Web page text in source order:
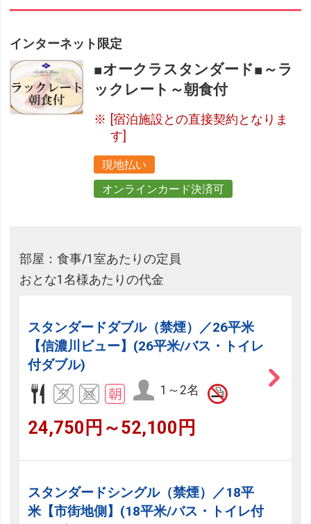
インターネット限定
■オークラスタンダード■～ラ
ックレート～朝食付
[宿泊施設との直接契約となりま
す]
現地払い
オンラインカード決済可
部屋：食事/1室あたりの定員
おとな1名様あたりの代金
スタンダードダブル（禁煙）／26平米
【信濃川ビュー】(26平米/バス・トイレ
付ダブル)
1～2名
24,750円～52,100円
スタンダードシングル（禁煙）／18平
米【市街地側】(18平米/バス・トイレ付